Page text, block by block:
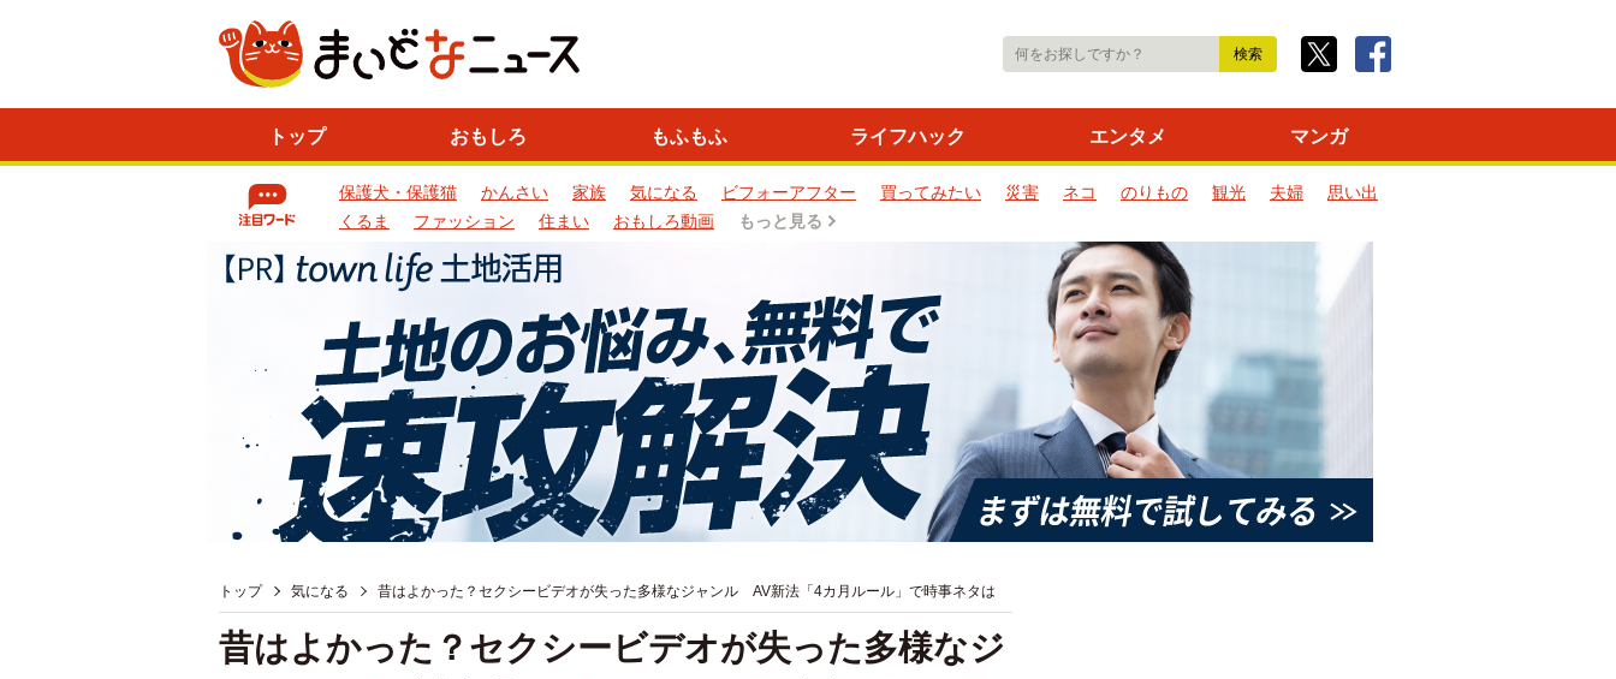
トップ おもしろ もふもふ ライフハック エンタメ マンガ
保護犬・保護猫 かんさい 家族 気になる ビフォーアフター 買ってみたい 災害 ネコ のりもの 観光 夫婦
思い出
くるま
ファッション 住まい おもしろ動画 もっと見る
トップ 気になる 昔はよかった？セクシービデオが失った多様なジャンル AV新法「4カ月ルール」で時事ネタは
昔はよかった？セクシービデオが失った多様なジ